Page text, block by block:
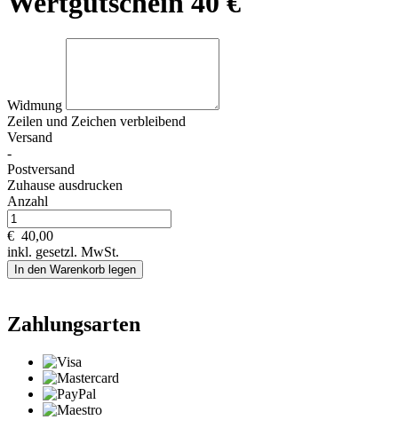
Widmung
Zeilen und Zeichen verbleibend
Versand
-
Postversand
Zuhause ausdrucken
Anzahl
€ 40,00
inkl. gesetzl. MwSt.
In den Warenkorb legen
Zahlungsarten